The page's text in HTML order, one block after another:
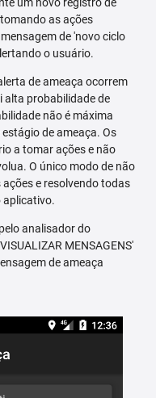
um novo registro de
as ações
de 'novo ciclo
o usuário.
de ameaça ocorrem
alta probabilidade de
não é máxima
de ameaça. Os
a tomar ações e não
O único modo de não
e resolvendo todas
aplicativo.
analisador do
MENSAGENS'
de ameaça